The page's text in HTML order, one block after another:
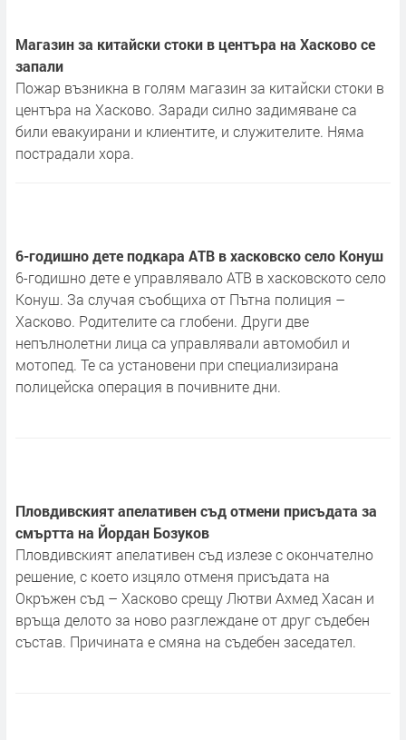
Магазин за китайски стоки в центъра на Хасково се
запали
Пожар възникна в голям магазин за китайски стоки в
центъра на Хасково. Заради силно задимяване са
били евакуирани и клиентите, и служителите. Няма
пострадали хора.
6-годишно дете подкара АТВ в хасковско село Конуш
6-годишно дете е управлявало АТВ в хасковското село
Конуш. За случая съобщиха от Пътна полиция –
Хасково. Родителите са глобени. Други две
непълнолетни лица са управлявали автомобил и
мотопед. Те са установени при специализирана
полицейска операция в почивните дни.
Пловдивският апелативен съд отмени присъдата за
смъртта на Йордан Бозуков
Пловдивският апелативен съд излезе с окончателно
решение, с което изцяло отменя присъдата на
Окръжен съд – Хасково срещу Лютви Ахмед Хасан и
връща делото за ново разглеждане от друг съдебен
състав. Причината е смяна на съдебен заседател.